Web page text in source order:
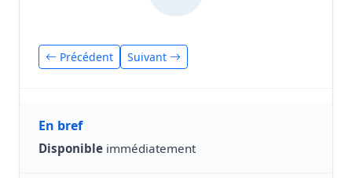
Précédent Suivant
En bref
Disponible immédiatement